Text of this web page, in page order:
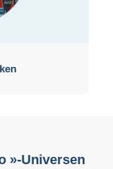
»-Universen